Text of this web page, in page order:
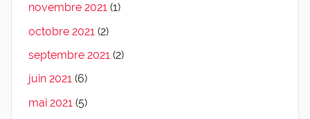
novembre 2021 (1)
octobre 2021 (2)
septembre 2021 (2)
juin 2021 (6)
mai 2021 (5)